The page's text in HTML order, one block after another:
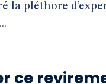
la pléthore
ce